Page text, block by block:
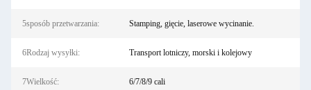
5sposób przetwarzania: Stamping, gięcie, laserowe wycinanie.
6Rodzaj wysyłki: Transport lotniczy, morski i kolejowy
7Wielkość: 6/7/8/9 cali